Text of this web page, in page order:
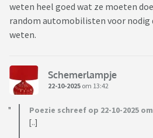
weten heel goed wat ze moeten
random automobilisten voor nodig
weten.
Schemerlampje
22-10-2025 om 13:42
Poezie schreef op 22-10-2025 om
[..]